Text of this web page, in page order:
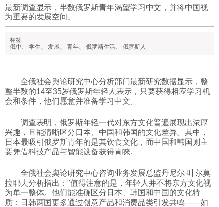
时政
军事
经济
科技
社会
文化
最新调查显示，半数俄罗斯青年渴望学习中文，并将中国视
为重要的发展空间。
标签
俄中、 学生、 发展、 青年、 俄罗斯生活、 俄罗斯人
全俄社会舆论研究中心分析部门最新研究数据显示，整
整半数的14至35岁俄罗斯年轻人表示，只要获得相应学习机
会和条件，他们愿意并准备学习中文。
调查表明，俄罗斯年轻一代对东方文化普遍展现出浓厚
兴趣，且能清晰区分日本、中国和韩国的文化差异。其中，
日本最吸引俄罗斯青年的是其饮食文化，而中国和韩国则主
要凭借科技产品与智能设备获得青睐。
全俄社会舆论研究中心咨询业务发展总监丹尼尔·叶尔莫
拉耶夫分析指出："值得注意的是，年轻人并不将东方文化视
为单一整体。他们能准确区分日本、韩国和中国的文化特
质：日韩两国更多通过创意产品和消费品类引发共鸣——如